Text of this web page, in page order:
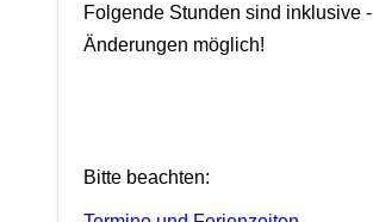
Folgende Stunden sind inklusive -
Änderungen möglich!
Bitte beachten: